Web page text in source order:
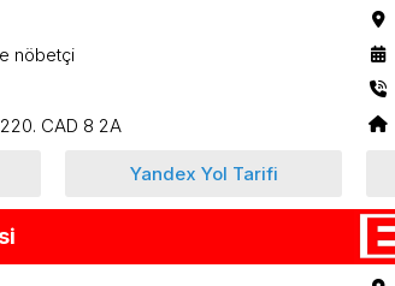
nöbetçi
CAD 8 2A
Yandex Yol Tarifi